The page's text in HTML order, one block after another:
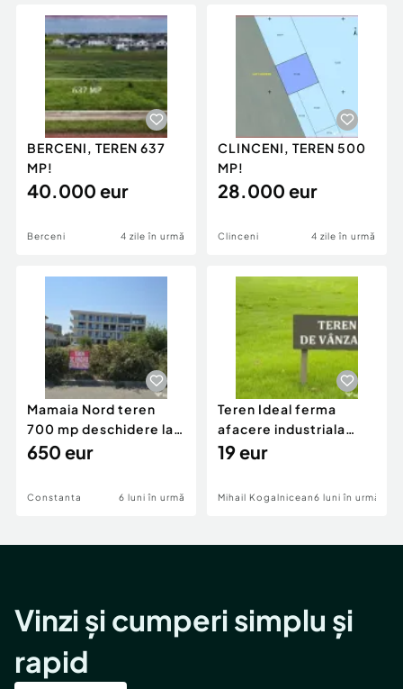
Servicii
Animale de companie
Afaceri și echipamente profesionale
Inchiriere Bunuri si Vehicule
Utilaje agricole si industriale
Piese auto si accesorii
Dacia Duster
BERCENI, TEREN 637
MP!
40.000 eur
Berceni 4 zile în urmă
CLINCENI, TEREN 500
MP!
28.000 eur
Clinceni 4 zile în urmă
Mamaia Nord teren
700 mp deschidere la
D24 si D25
650 eur
Constanta 6 luni în urmă
Teren Ideal ferma
afacere industriala
deschidere 71 ml la
19 eur
Mihail Kogalniceanu6 luni în urmă
Vinzi și cumperi simplu și
rapid